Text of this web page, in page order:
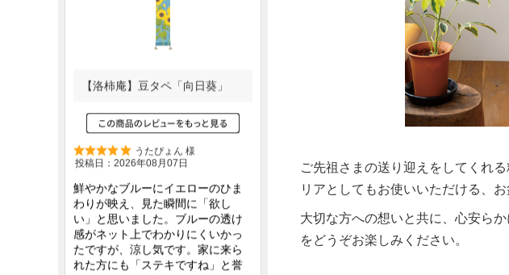
ご先祖さまの送り迎えをしてくれ
リアとしてもお使いいただける、
大切な方への想いと共に、心安ら
をどうぞお楽しみください。